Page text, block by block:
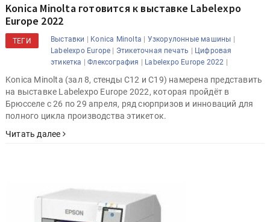
Konica Minolta готовится к выставке Labelexpo
Europe 2022
ТЕГИ Выставки | Konica Minolta | Узкорулонные машины |
Labelexpo Europe | Этикеточная печать | Цифровая
этикетка |Флексография | Labelexpo Europe 2022 |
Konica Minolta (зал 8, стенды C12 и C19) намерена представить
на выставке Labelexpo Europe 2022, которая пройдёт в
Брюсселе с 26 по 29 апреля, ряд сюрпризов и инноваций для
полного цикла производства этикеток.
Читать далее